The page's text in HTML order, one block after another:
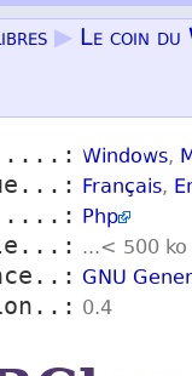
▶ Le coin du
Windows,
Français,
Php
...< 500 ko
GNU
0.4